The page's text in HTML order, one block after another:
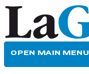
OPEN MAIN MENU